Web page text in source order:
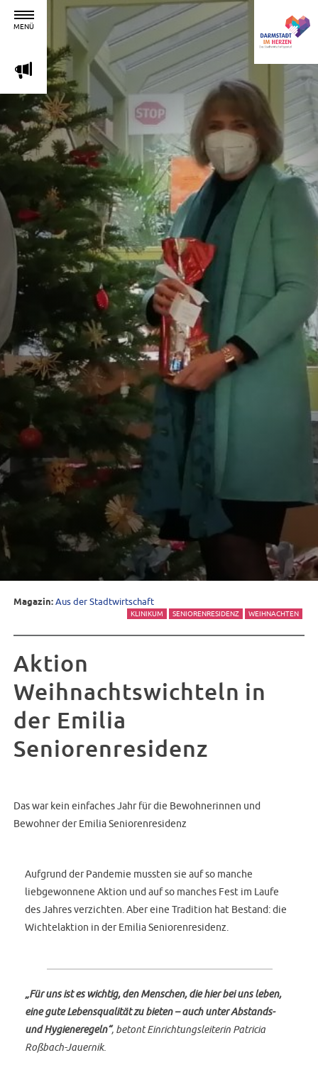
MENÜ
m
Magazin:Aus der Stadtwirtschaft
KLINIKUM SENIORENRESIDENZ WEIHNACHTEN
Aktion
Weihnachtswichteln in
der Emilia
Seniorenresidenz
Das war kein einfaches Jahr für die Bewohnerinnen und
Bewohner der Emilia Seniorenresidenz
Aufgrund der Pandemie mussten sie auf so manche
liebgewonnene Aktion und auf so manches Fest im Laufe
des Jahres verzichten. Aber eine Tradition hat Bestand: die
Wichtelaktion in der Emilia Seniorenresidenz.
„Für uns ist es wichtig, den Menschen, die hier bei uns leben,
eine gute Lebensqualität zu bieten – auch unter Abstands-
und Hygieneregeln“, betont Einrichtungsleiterin Patricia
Roßbach-Jauernik.